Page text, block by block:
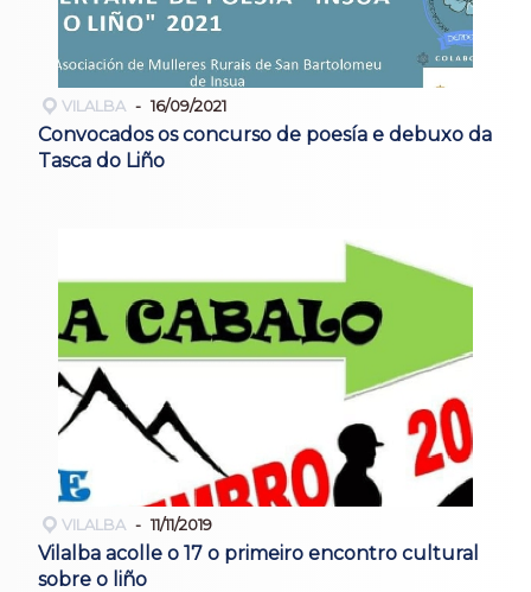
VILALBA 16/09/2021
Convocados os concurso de poesía e debuxo da
Tasca do Liño
VILALBA 11/11/2019
Vilalba acolle o 17 o primeiro encontro cultural
sobre o liño